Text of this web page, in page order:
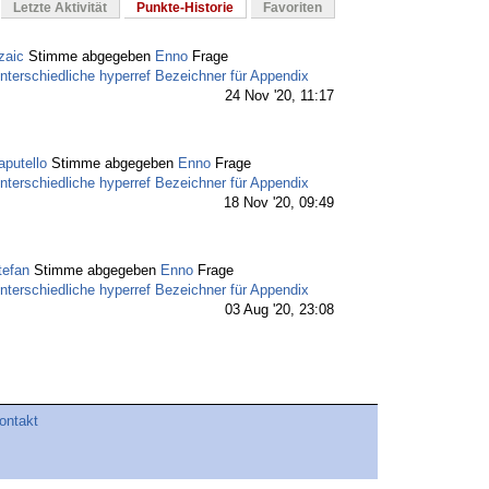
Letzte Aktivität Punkte-Historie Favoriten
Stimme abgegeben Enno Frage
hyperref Bezeichner für Appendix
24 Nov '20, 11:17
Stimme abgegeben Enno Frage
hyperref Bezeichner für Appendix
18 Nov '20, 09:49
Stimme abgegeben Enno Frage
hyperref Bezeichner für Appendix
03 Aug '20, 23:08
Appendix